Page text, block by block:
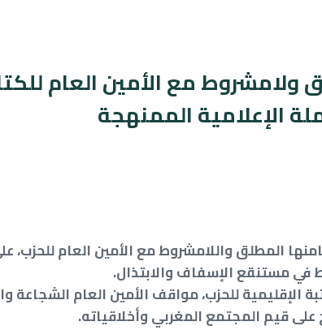
مع الأمين العام
الإعلامية الممنهجة
المطلق واللامشروط مع الأمين العام للحزب،
في مستنقع الإسفاف والابتذال.
الإقليمية للحزب، مواقف الأمين العام
قيم المجتمع المغربي وأخلاقياته.